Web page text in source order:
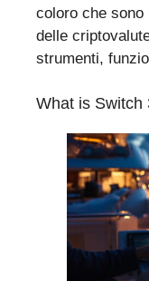
coloro che sono
delle
strumenti,
What is Switch